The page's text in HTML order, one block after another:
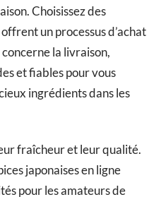
Choisissez des
un processus d’achat
la livraison,
et fiables pour vous
ingrédients dans les
fraîcheur et leur qualité.
japonaises en ligne
pour les amateurs de